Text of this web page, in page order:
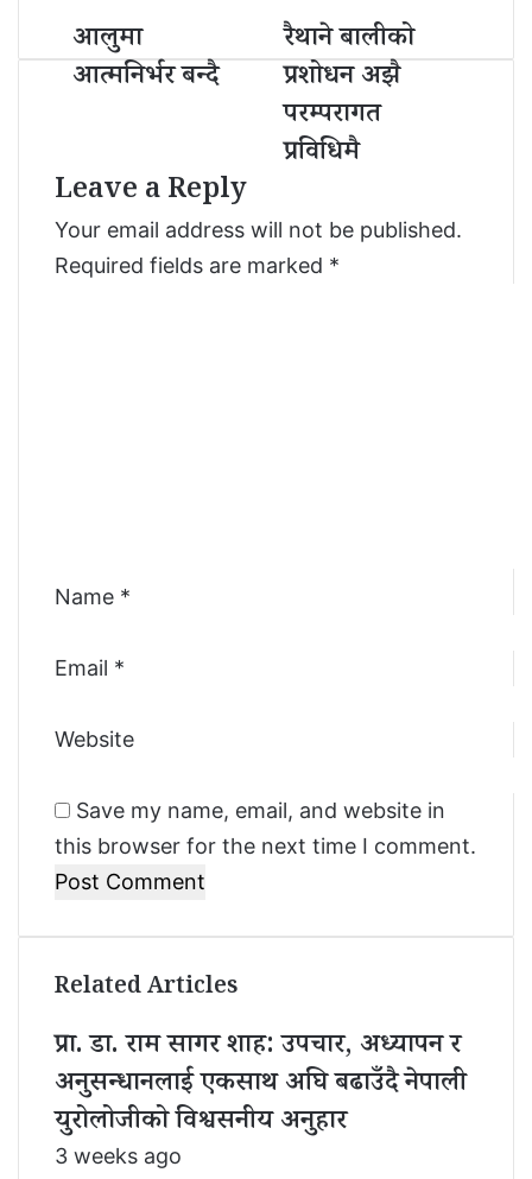
आ
लु
मा
र्भ
ब
न्दै
आलुमा
आत्मनिर्भर बन्दै
रै
था
ने
बा
ली
को
ध
न
रैथाने बालीको
प्रशोधन अझै
परम्परागत
प्रविधिमै
Leave a Reply
Your email address will not be published.
Required fields are marked *
Name *
Email *
Website
Save my name, email, and website in
this browser for the next time I comment.
Related Articles
प्रा. डा. राम सागर शाह: उपचार, अध्यापन र
अनुसन्धानलाई एकसाथ अघि बढाउँदै नेपाली
युरोलोजीको विश्वसनीय अनुहार
3 weeks ago